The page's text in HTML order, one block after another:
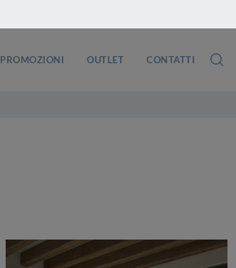
PROMOZIONI OUTLET CONTATTI